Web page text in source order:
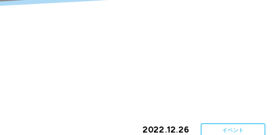
2022.12.26 イベント